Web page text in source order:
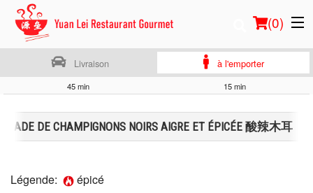
(0)
Emplacement
Français
Livraison à l'emporter
45 min 15 min
DE CHAMPIGNONS NOIRS AIGRE ET ÉPICÉE 酸辣木耳
Légende: épicé